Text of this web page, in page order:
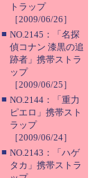
トラップ
［2009/06/26］
■ NO.2145：「名探
偵コナン 漆黒の追
跡者」携帯ストラ
ップ
［2009/06/25］
■ NO.2144：「重力
ピエロ」携帯スト
ラップ
［2009/06/24］
■ NO.2143：「ハゲ
タカ」携帯ストラ